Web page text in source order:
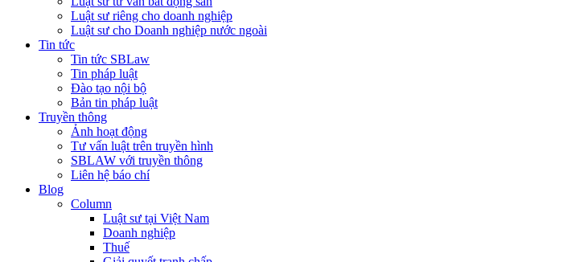
Luật sư riêng cho doanh nghiệp
Luật sư cho Doanh nghiệp nước ngoài
Tin tức
Tin tức SBLaw
Tin pháp luật
Đào tạo nội bộ
Bản tin pháp luật
Truyền thông
Ảnh hoạt động
Tư vấn luật trên truyền hình
SBLAW với truyền thông
Liên hệ báo chí
Blog
Column
Luật sư tại Việt Nam
Doanh nghiệp
Thuế